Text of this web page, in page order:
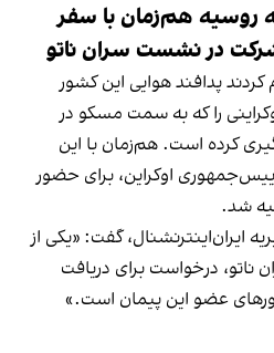
روسیه هم‌زمان با سفر
در نشست سران ناتو
پدافند هوایی این کشور
اوکراینی را که به سمت مسکو در
کرده است. هم‌زمان با این
اوکراین، برای حضور
شد.
ایران‌اینترنشنال، گفت: «یکی از
ناتو، درخواست برای دریافت
عضو این پیمان است.»